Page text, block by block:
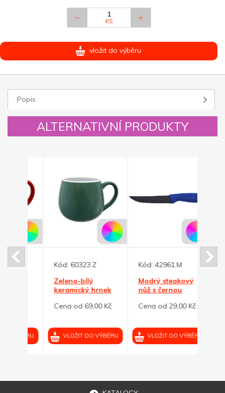
KS
vložit do výběru
Popis
ALTERNATIVNÍ PRODUKTY
Kód:60323.Z
Zeleno-bílý
keramický hrnek
Cena od 69,00 Kč
VLOŽIT DO VÝBĚRU
Kód:42961.M
Modrý steakový
nůž s černou
Cena od 29,00 Kč
VLOŽIT DO VÝBĚRU
Kód: